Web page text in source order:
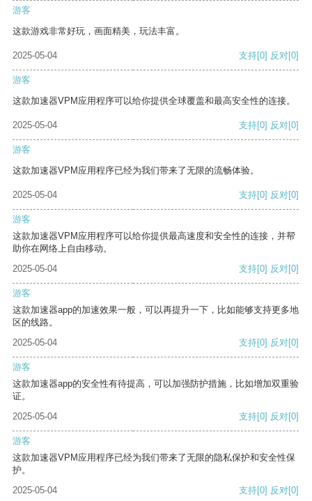
游客
这款游戏非常好玩，画面精美，玩法丰富。
2025-05-04 支持[0] 反对[0]
游客
这款加速器VPM应用程序可以给你提供全球覆盖和最高安全性的连接。
2025-05-04 支持[0] 反对[0]
游客
这款加速器VPM应用程序已经为我们带来了无限的流畅体验。
2025-05-04 支持[0] 反对[0]
游客
这款加速器VPM应用程序可以给你提供最高速度和安全性的连接，并帮
助你在网络上自由移动。
2025-05-04
支持[0] 反对[0]
游客
这款加速器app的加速效果一般，可以再提升一下，比如能够支持更多地
区的线路。
2025-05-04
支持[0] 反对[0]
游客
这款加速器app的安全性有待提高，可以加强防护措施，比如增加双重验
证。
2025-05-04
支持[0] 反对[0]
游客
这款加速器VPM应用程序已经为我们带来了无限的隐私保护和安全性保
护。
2025-05-04
支持[0] 反对[0]